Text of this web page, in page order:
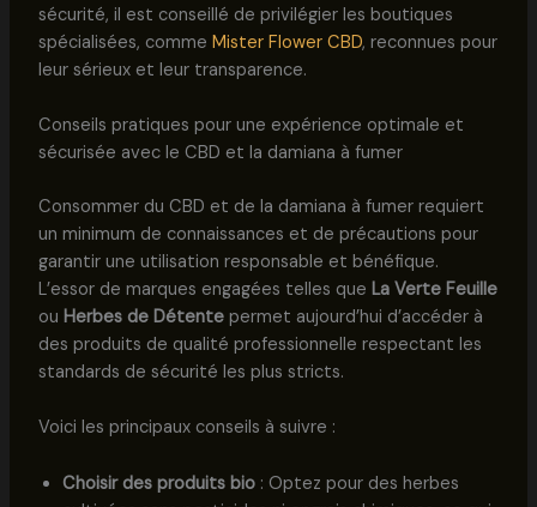
sécurité, il est conseillé de privilégier les boutiques
spécialisées, comme Mister Flower CBD, reconnues pour
leur sérieux et leur transparence.
Conseils pratiques pour une expérience optimale et
sécurisée avec le CBD et la damiana à fumer
Consommer du CBD et de la damiana à fumer requiert
un minimum de connaissances et de précautions pour
garantir une utilisation responsable et bénéfique.
L’essor de marques engagées telles que La Verte Feuille
ou Herbes de Détentepermet aujourd’hui d’accéder à
des produits de qualité professionnelle respectant les
standards de sécurité les plus stricts.
Voici les principaux conseils à suivre :
Choisir des produits bio: Optez pour des herbes